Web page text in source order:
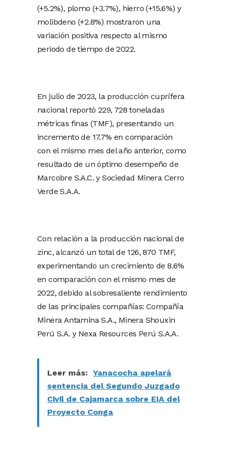
(+5.2%), plomo (+3.7%), hierro (+15.6%) y
molibdeno (+2.8%) mostraron una
variación positiva respecto al mismo
periodo de tiempo de 2022.
En julio de 2023, la producción cuprífera
nacional reportó 229, 728 toneladas
métricas finas (TMF), presentando un
incremento de 17.7% en comparación
con el mismo mes del año anterior, como
resultado de un óptimo desempeño de
Marcobre S.A.C. y Sociedad Minera Cerro
Verde S.A.A.
Con relación a la producción nacional de
zinc, alcanzó un total de 126, 870 TMF,
experimentando un crecimiento de 8.6%
en comparación con el mismo mes de
2022, debido al sobresaliente rendimiento
de las principales compañías: Compañía
Minera Antamina S.A., Minera Shouxin
Perú S.A. y Nexa Resources Perú S.A.A.
Leer más: Yanacocha apelará
sentencia del Segundo Juzgado
Civil de Cajamarca sobre EIA del
Proyecto Conga